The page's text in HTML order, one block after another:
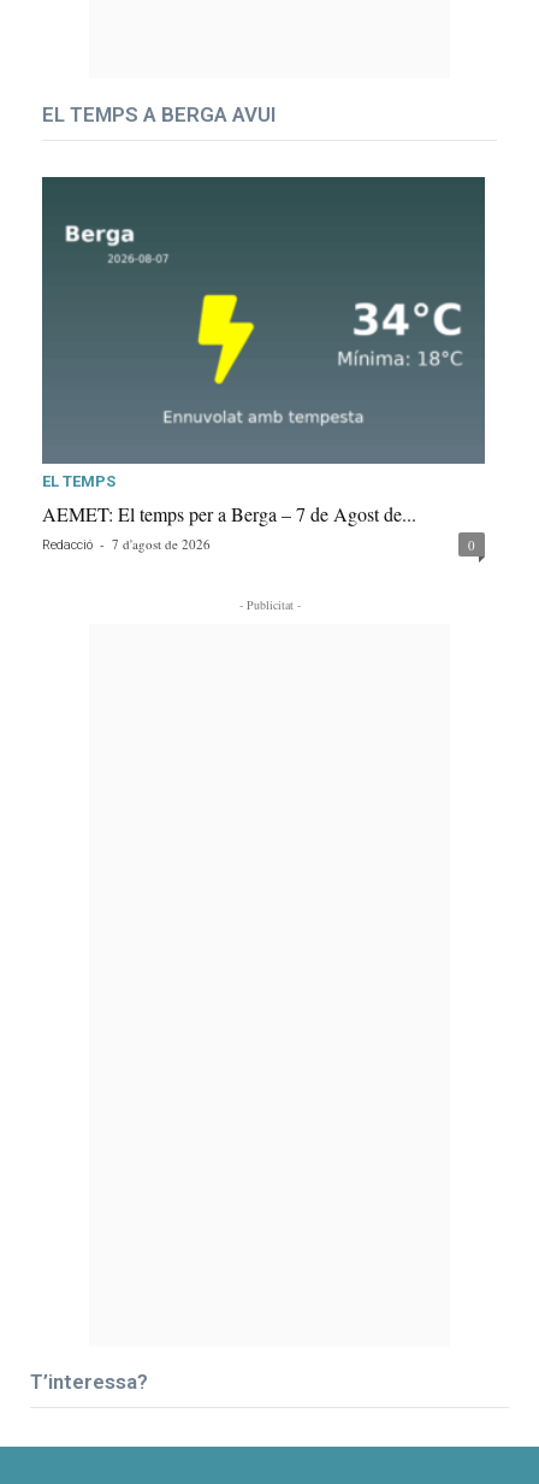
EL TEMPS A BERGA AVUI
EL TEMPS
AEMET: El temps per a Berga – 7 de Agost de...
Redacció - 7 d'agost de 2026 0
- Publicitat -
T’interessa?